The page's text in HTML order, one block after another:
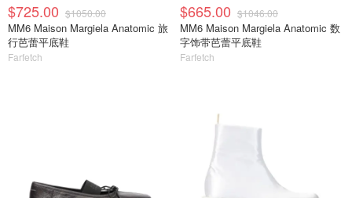
$725.00 $1050.00
MM6 Maison Margiela Anatomic 旅
行芭蕾平底鞋
Farfetch
$665.00 $1046.00
MM6 Maison Margiela Anatomic 数
字饰带芭蕾平底鞋
Farfetch